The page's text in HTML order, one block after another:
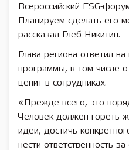
Всероссийский ESG-
Планируем сделать
рассказал Глеб Никитин.
Глава региона ответил
программы, в том числе о
ценит в сотрудниках.
«Прежде всего, это
Человек должен гореть
идеи, достичь
нести ответственность